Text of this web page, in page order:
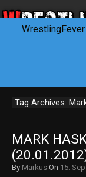
Tag Archives:
MARK
By Markus On 15.